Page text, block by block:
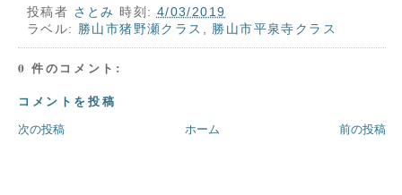
投稿者 さとみ 時刻: 4/03/2019
ラベル: 勝山市猪野瀬クラス , 勝山市平泉寺クラス
0 件のコメント:
コメントを投稿
次の投稿 前の投稿
ホーム